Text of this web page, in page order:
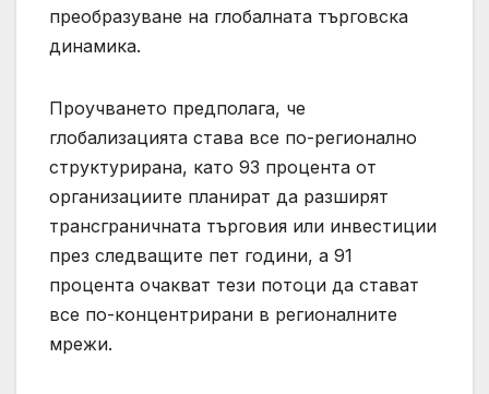
преобразуване на глобалната търговска
динамика.
Проучването предполага, че
глобализацията става все по-регионално
структурирана, като 93 процента от
организациите планират да разширят
трансграничната търговия или инвестиции
през следващите пет години, а 91
процента очакват тези потоци да стават
все по-концентрирани в регионалните
мрежи.